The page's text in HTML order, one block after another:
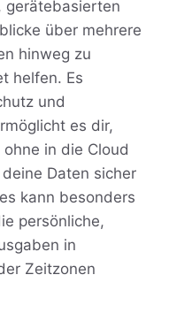
gerätebasierten
über mehrere
hinweg zu
helfen. Es
und
es dir,
in die Cloud
Daten sicher
kann besonders
persönliche,
in
Zeitzonen